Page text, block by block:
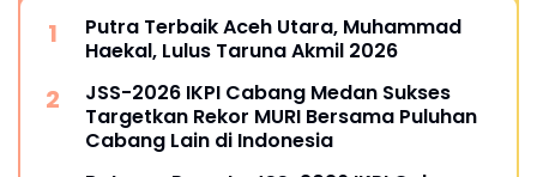
Putra Terbaik Aceh Utara, Muhammad
Haekal, Lulus Taruna Akmil 2026
JSS-2026 IKPI Cabang Medan Sukses
Targetkan Rekor MURI Bersama Puluhan
Cabang Lain di Indonesia